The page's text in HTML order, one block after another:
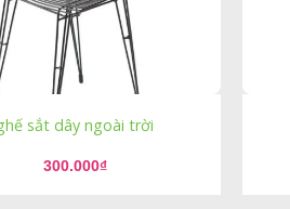
sắt dây ngoài trời
300.000₫